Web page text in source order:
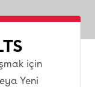
için
Yeni